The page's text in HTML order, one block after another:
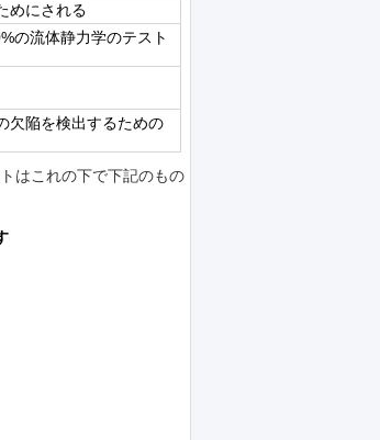
めにされる
の流体静力学のテスト
欠陥を検出するための
はこれの下で下記のもの